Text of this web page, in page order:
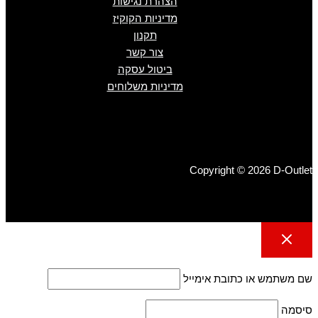
מדיניות הקוקיז
תקנון
צור קשר
ביטול עסקה
מדיניות משלוחים
Copyright © 2026 D-Outlet
שם משתמש או כתובת אימייל
סיסמה